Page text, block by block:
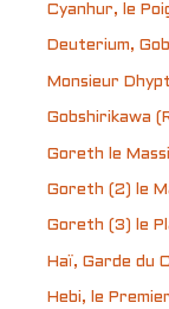
Cyanhur, le
Deuterium,
Monsieur
Gobshirikawa
Goreth le
Goreth (2) le
Goreth (3) le
Haï, Garde du
Hebi, le